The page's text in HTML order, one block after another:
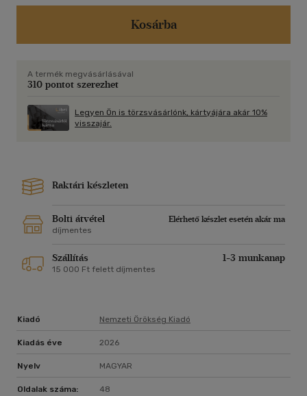
Kosárba
A termék megvásárlásával
310 pontot szerezhet
Legyen Ön is törzsvásárlónk, kártyájára akár 10%
visszajár.
Raktári készleten
Bolti átvétel
Elérhető készlet esetén akár ma
díjmentes
Szállítás 1-3 munkanap
15 000 Ft felett díjmentes
Kiadó Nemzeti Örökség Kiadó
Kiadás éve 2026
Nyelv MAGYAR
Oldalak száma: 48